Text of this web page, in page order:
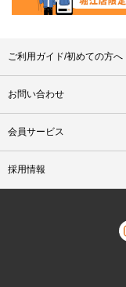
ご利用ガイド/初めての方へ
お問い合わせ
会員サービス
採用情報